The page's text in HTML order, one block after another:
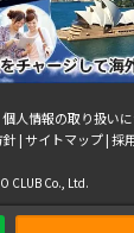
個人情報の取り扱い
|サイトマップ |採
CLUB Co., Ltd.